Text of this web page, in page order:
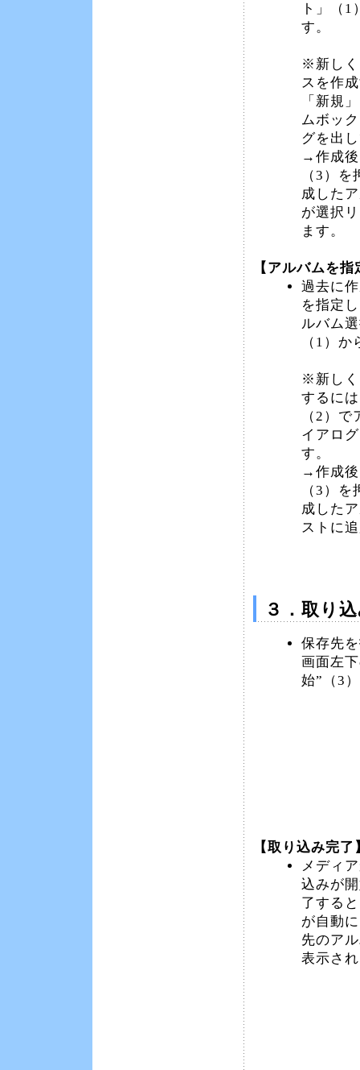
ト」（1
す。
※新しく
スを作
「新規
ムボッ
グを出
→作成
（3）
成した
が選択
ます。
【アルバムを
過去に
を指定
ルバム
（1）
※新しく
するに
（2）
イアロ
す。
→作成
（3）
成した
ストに
３．取り
保存先
画面左
始”（3
【取り込み完了
メディ
込みが
了する
が自動
先のア
表示さ